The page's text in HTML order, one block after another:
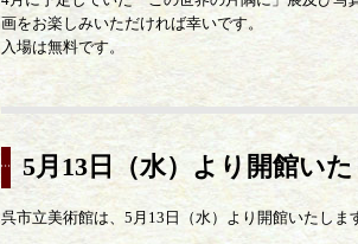
画をお楽しみいただければ幸いです。
入場は無料です。
5月13日（水）より開館いた
呉市立美術館は、5月13日（水）より開館いたしま